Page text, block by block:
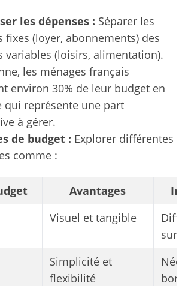
les dépenses : Séparer les
fixes (loyer, abonnements) des
variables (loisirs, alimentation).
les ménages français
environ 30% de leur budget en
qui représente une part
à gérer.
de budget : Explorer différentes
comme :
Avantages
Visuel et tangible
sur
Simplicité et
flexibilité